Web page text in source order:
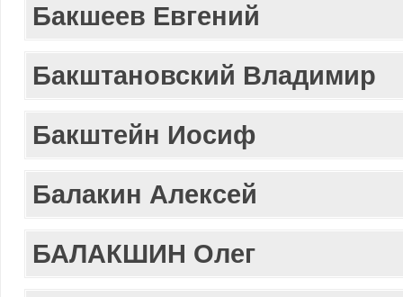
Бакшеев Евгений
Бакштановский Владимир
Бакштейн Иосиф
Балакин Алексей
БАЛАКШИН Олег